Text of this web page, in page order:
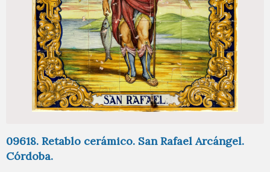
09618. Retablo cerámico. San Rafael Arcángel.
Córdoba.